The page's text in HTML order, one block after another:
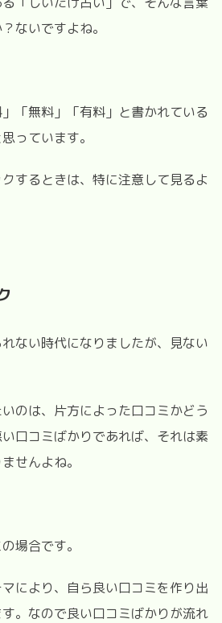
ないですよね。
「無料」「有料」と書かれている
っています。
するときは、特に注意して見るよ
ない時代になりましたが、見ない
のは、片方によった口コミかどう
口コミばかりであれば、それは素
せんよね。
場合です。
により、自ら良い口コミを作り出
。なので良い口コミばかりが流れ